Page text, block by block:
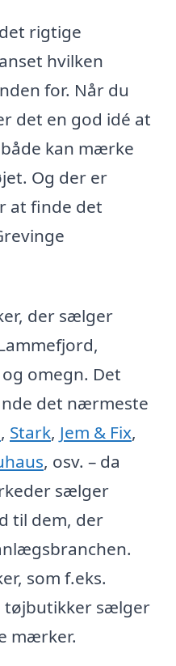
rigtige
hvilken
for. Når du
det en god idé at
kan mærke
Og der er
at finde det
der sælger
omegn. Det
det nærmeste
, Stark, Jem & Fix,
, osv. – da
sælger
til dem, der
som f.eks.
tøjbutikker sælger
mærker.